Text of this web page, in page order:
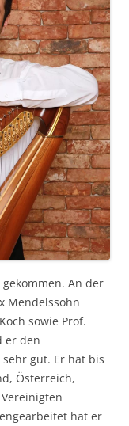
An der
Mendelssohn
sowie Prof.
er den
gut. Er hat bis
Österreich,
hat er